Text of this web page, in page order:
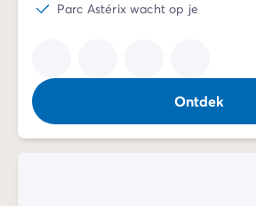
Parc Astérix wacht op je
Ontdek